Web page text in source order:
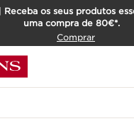
O CONTEÚDO
Receba os seus produtos
uma compra de 80€*.
Comprar